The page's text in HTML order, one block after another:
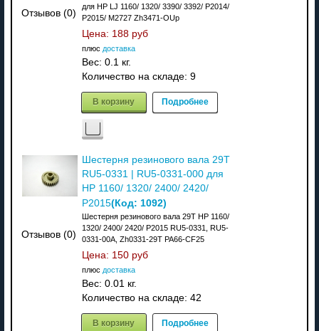
Отзывов (0)
для HP LJ 1160/ 1320/ 3390/ 3392/ P2014/
P2015/ M2727 Zh3471-OUp
Цена: 188 руб
плюс доставка
Вес: 0.1 кг.
Количество на складе: 9
В корзину Подробнее
Отзывов (0)
Шестерня резинового вала 29T
RU5-0331 | RU5-0331-000 для
HP 1160/ 1320/ 2400/ 2420/
P2015(Код: 1092)
Шестерня резинового вала 29T HP 1160/
1320/ 2400/ 2420/ P2015 RU5-0331, RU5-
0331-00A, Zh0331-29T PA66-CF25
Цена: 150 руб
плюс доставка
Вес: 0.01 кг.
Количество на складе: 42
В корзину Подробнее